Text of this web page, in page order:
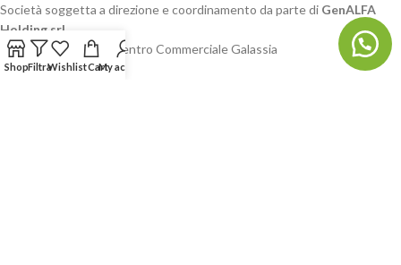
Società soggetta a direzione e coordinamento da parte di GenALFA
Holding srl
Via A. Ponti n. 4 – Centro Commerciale Galassia
24126 Bergamo
ShopFiltraWishlistCartMy account